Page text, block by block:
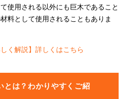
使用される以外にも巨木であること
料として使用されることもありま
く解説】詳しくはこちら
とは？わかりやすくご紹